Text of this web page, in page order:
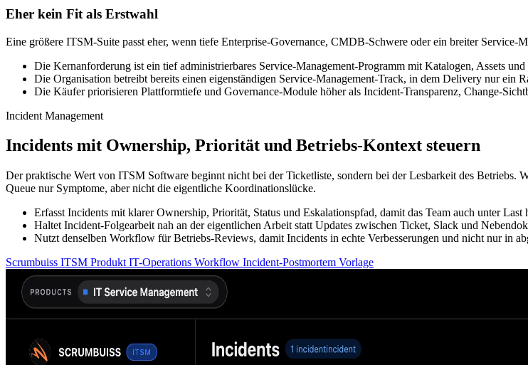
Eher kein Fit als Erstwahl
Eine größere ITSM-Suite passt eher, wenn tiefe Enterprise-Governance, CMDB-Schwere oder ein breiter
Die Kernanforderung ist ein tief administrierbares Service-Management-Programm mit Katalogen, Assets
Die Organisation betreibt bereits einen eigenständigen Service-Management-Track, in dem Delivery nur ein
Die Käufer priorisieren Plattformtiefe und Governance-Module höher als Incident-Transparenz, Change-
Incident Management
Incidents mit Ownership, Priorität und Betriebs-Kontext steuern
Der praktische Wert von ITSM Software beginnt nicht bei der Ticketliste, sondern bei der Lesbarkeit des
Queue nur Symptome, aber nicht die eigentliche Koordinationslücke.
Erfasst Incidents mit klarer Ownership, Priorität, Status und Eskalationspfad, damit das Team auch unter Last
Haltet Incident-Folgearbeit nah an der eigentlichen Arbeit statt Updates zwischen Ticket, Slack und
Nutzt denselben Workflow für Betriebs-Reviews, damit Incidents in echte Verbesserungen und nicht nur in
Scrumbuiss ITSM Produkt IT-Operations Workflow Incident-Postmortem Vorlage